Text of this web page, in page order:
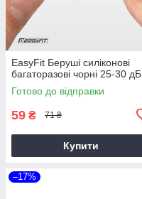
EasyFit Беруші силіконові
багаторазові чорні 25-30 дБ
Готово до відправки
59 ₴ 71 ₴
Купити
–17%